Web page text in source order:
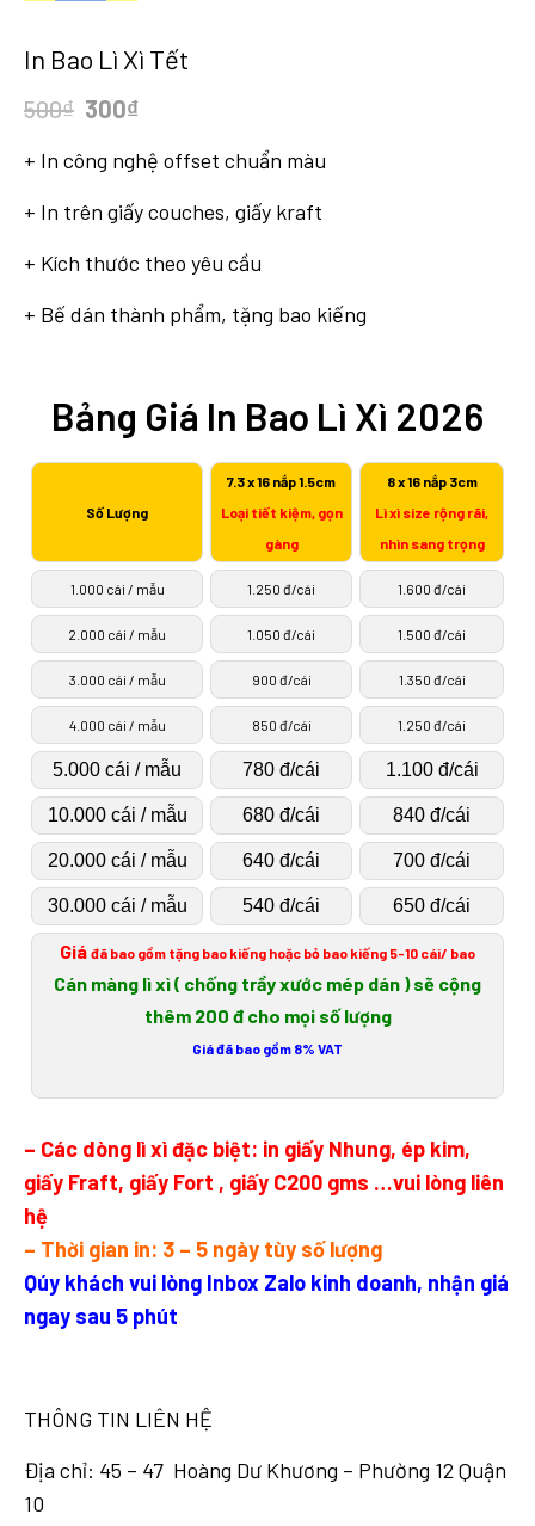
In Bao Lì Xì Tết
500₫ Original
was:
500₫.
300₫Current
is:
300₫.
+ In công nghệ offset chuẩn màu
+ In trên giấy couches, giấy kraft
+ Kích thước theo yêu cầu
+ Bế dán thành phẩm, tặng bao kiếng
Bảng Giá In Bao Lì Xì 2026
Số Lượng
7.3 x 16 nắp 1.5cm
Loại tiết kiệm, gọn
gàng
8 x 16 nắp 3cm
Lì xì size rộng rãi,
nhìn sang trọng
1.000 cái / mẫu 1.250 đ/cái 1.600 đ/cái
2.000 cái / mẫu 1.050 đ/cái 1.500 đ/cái
3.000 cái / mẫu 900 đ/cái 1.350 đ/cái
4.000 cái / mẫu 850 đ/cái 1.250 đ/cái
5.000 cái / mẫu 780 đ/cái 1.100 đ/cái
10.000 cái / mẫu 680 đ/cái 840 đ/cái
20.000 cái / mẫu 640 đ/cái 700 đ/cái
30.000 cái / mẫu 540 đ/cái 650 đ/cái
Giá đã bao gồm tặng bao kiếng hoặc bỏ bao kiếng 5-10 cái/ bao
Cán màng lì xì ( chống trầy xước mép dán ) sẽ cộng
thêm 200 đ cho mọi số lượng
Giá đã bao gồm 8% VAT
– Các dòng lì xì đặc biệt: in giấy Nhung, ép kim,
giấy Fraft, giấy Fort , giấy C200 gms …vui lòng liên
hệ
– Thời gian in: 3 – 5 ngày tùy số lượng
Qúy khách vui lòng Inbox Zalo kinh doanh, nhận giá
ngay sau 5 phút
THÔNG TIN LIÊN HỆ
Địa chỉ: 45 – 47 Hoàng Dư Khương – Phường 12 Quận
10